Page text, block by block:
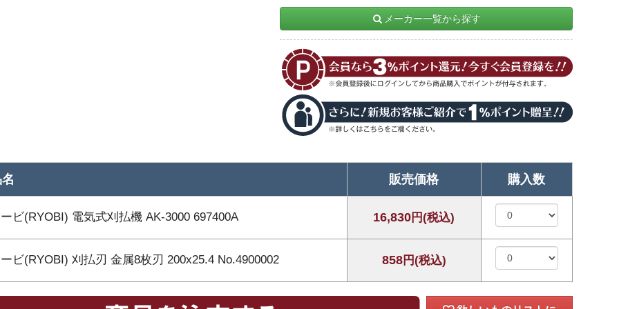
メーカー一覧から探す
販売価格 購入数
ービ(RYOBI) 電気式刈払機 AK-3000 697400A 16,830円(税込)
ービ(RYOBI) 刈払刃 金属8枚刃 200x25.4 No.4900002 858円(税込)